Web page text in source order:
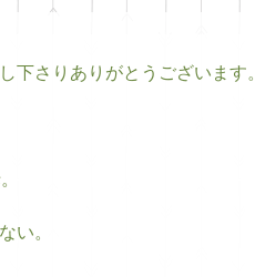
下さりありがとうございます。
い。